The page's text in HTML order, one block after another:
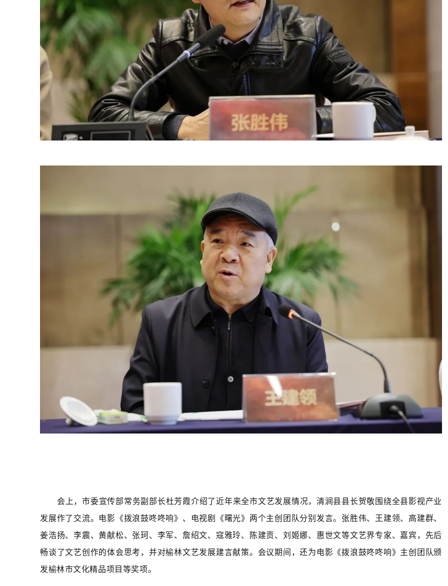
会上，市委宣传部常务副部长杜芳霞介绍了近年来全市文艺发展情况，清涧县县长贺敬围绕全县影视产业
发展作了交流。电影《拨浪鼓咚咚响》、电视剧《曙光》两个主创团队分别发言。张胜伟、王建领、高建群、
姜浩扬、李震、黄献松、张珂、李军、詹绍文、寇雅玲、陈建贡、刘姬娜、惠世文等文艺界专家、嘉宾，先后
畅谈了文艺创作的体会思考，并对榆林文艺发展建言献策。会议期间，还为电影《拨浪鼓咚咚响》主创团队颁
发榆林市文化精品项目等奖项。